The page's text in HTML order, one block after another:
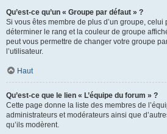
Qu’est-ce qu’un « Groupe par défaut » ?
Si vous êtes membre de plus d’un groupe,
déterminer le rang et la couleur de groupe
peut vous permettre de changer votre groupe
l’utilisateur.
Haut
Qu’est-ce que le lien « L’équipe du forum » ?
Cette page donne la liste des membres de
administrateurs et modérateurs ainsi que
qu’ils modèrent.